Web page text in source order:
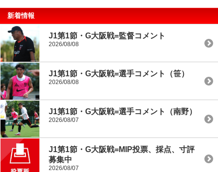
新着情報
J1第1節・G大阪戦=監督コメント
2026/08/08
J1第1節・G大阪戦=選手コメント（笹）
2026/08/08
J1第1節・G大阪戦=選手コメント（南野）
2026/08/07
J1第1節・G大阪戦=MIP投票、採点、寸評
募集中
2026/08/07